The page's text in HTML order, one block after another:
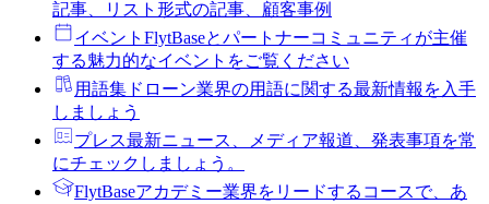
記事、リスト形式の記事、顧客事例
イベント FlytBaseとパートナーコミュニティが主催
する魅力的なイベントをご覧ください
用語集 ドローン業界の用語に関する最新情報を入手
しましょう
プレス最新ニュース、メディア報道、発表事項を常
にチェックしましょう。
FlytBaseアカデミー業界をリードするコースで、あ